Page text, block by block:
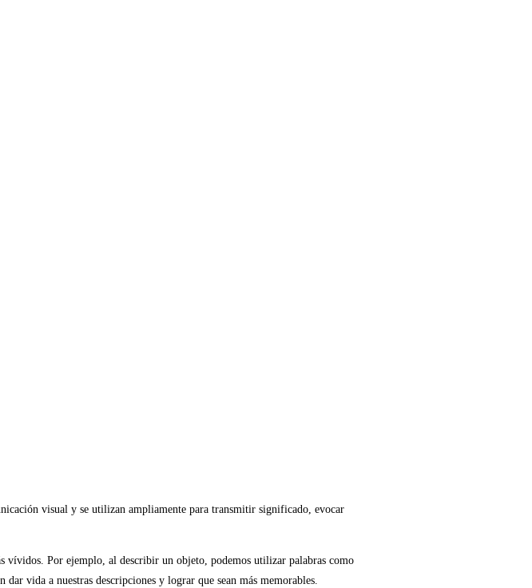
visual y se utilizan ampliamente para transmitir significado, evocar
vívidos. Por ejemplo, al describir un objeto, podemos utilizar palabras como
vida a nuestras descripciones y lograr que sean más memorables.